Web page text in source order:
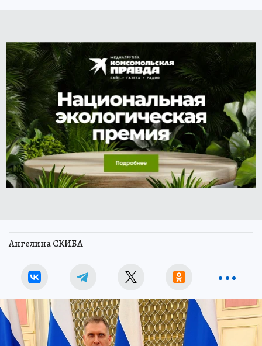
Ангелина СКИБА